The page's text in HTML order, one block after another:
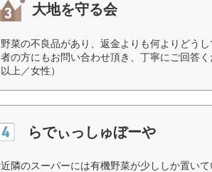
大地を守る会
野菜の不良品があり、返金よりも何よりどう
者の方にもお問い合わせ頂き、丁寧にご回答
以上／女性）
らでぃっしゅぼーや
近隣のスーパーには有機野菜が少ししか置い